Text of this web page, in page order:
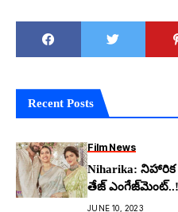
Recent Posts
Film News
Niharika:
తేజ్ ఎంగేజ్‌మెంట్..!
JUNE 10, 2023